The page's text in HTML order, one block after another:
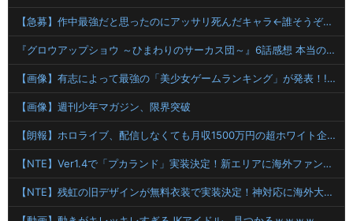
【急募】作中最強だと思ったのにアッサリ死んだキャラ←誰そうぞうした？
『グロウアップショウ ～ひまわりのサーカス団～』6話感想 本当のサーカスとは…
【画像】有志によって最強の「美少女ゲームランキング」が発表！!！ あの名作も
【画像】週刊少年マガジン、限界突破
【朗報】ホロライブ、配信しなくても月収1500万円の超ホワイト企業だった
【NTE】Ver1.4で「プカランド」実装決定！新エリアに海外ファンが大興奮
【NTE】残虹の旧デザインが無料衣装で実装決定！神対応に海外大絶賛